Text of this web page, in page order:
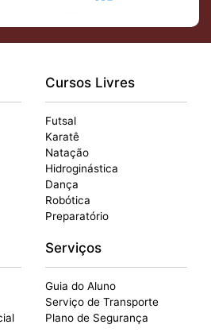
Cursos Livres
Futsal
Karatê
Natação
Hidroginástica
Dança
Robótica
Preparatório
Serviços
Guia do Aluno
Serviço de Transporte
Plano de Segurança